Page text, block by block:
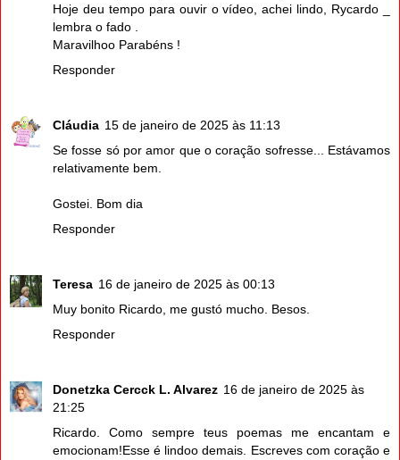
Hoje deu tempo para ouvir o vídeo, achei lindo, Rycardo _
lembra o fado .
Maravilhoo Parabéns !
Responder
Cláudia 15 de janeiro de 2025 às 11:13
Se fosse só por amor que o coração sofresse... Estávamos
relativamente bem.
Gostei. Bom dia
Responder
Teresa 16 de janeiro de 2025 às 00:13
Muy bonito Ricardo, me gustó mucho. Besos.
Responder
Donetzka Cercck L. Alvarez 16 de janeiro de 2025 às
21:25
Ricardo. Como sempre teus poemas me encantam e
emocionam!Esse é lindoo demais. Escreves com coração e